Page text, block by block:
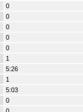
0
0
0
0
0
1
5:26
1
5:03
0